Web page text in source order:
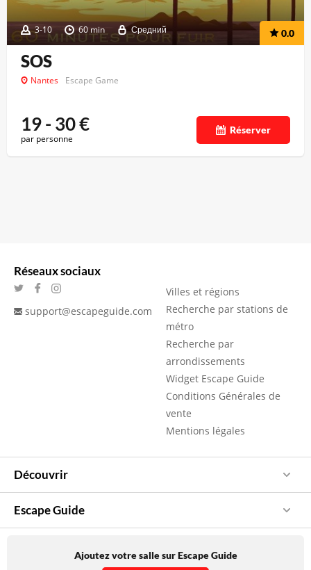
3-10 60 min Средний 0.0
SOS
Nantes Escape Game
19 - 30€
par personne
Réserver
Réseaux sociaux
support@escapeguide.com
Villes et régions
Recherche par stations de
métro
Recherche par
arrondissements
Widget Escape Guide
Conditions Générales de
vente
Mentions légales
Découvrir
Escape Guide
Ajoutez votre salle sur Escape Guide